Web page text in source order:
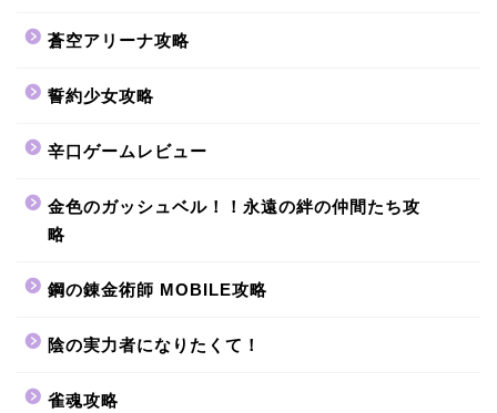
蒼空アリーナ攻略
誓約少女攻略
辛口ゲームレビュー
金色のガッシュベル！！永遠の絆の仲間たち攻
略
鋼の錬金術師 MOBILE攻略
陰の実力者になりたくて！
雀魂攻略